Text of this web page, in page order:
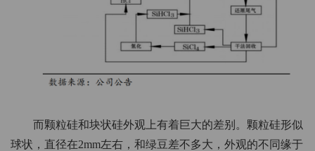
而颗粒硅和块状硅外观上有着巨大的差别。颗粒硅形似
球状，直径在2mm左右，和绿豆差不多大，外观的不同缘于